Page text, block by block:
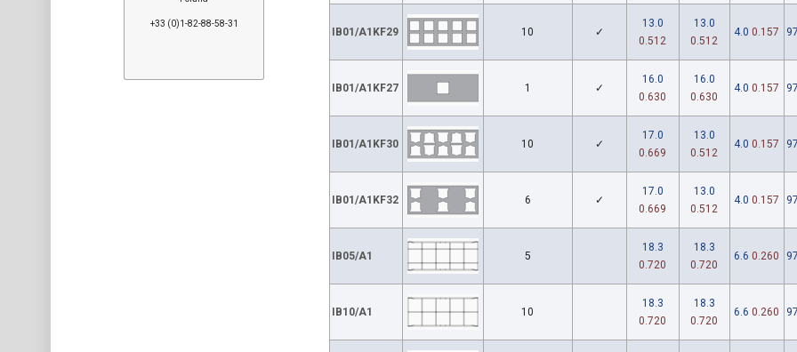
IB01/A1KF29 10 ✓
13.0
0.512
13.0
0.512
4.0 0.157
IB01/A1KF27 1 ✓
16.0
0.630
16.0
0.630
4.0 0.157
IB01/A1KF30 10 ✓
17.0
0.669
13.0
0.512
4.0 0.157
IB01/A1KF32 6 ✓
17.0
0.669
13.0
0.512
4.0 0.157
IB05/A1 5
18.3
0.720
18.3
0.720
6.6 0.260
IB10/A1 10
18.3
0.720
18.3
0.720
6.6 0.260
+33 (0)1-82-88-58-31